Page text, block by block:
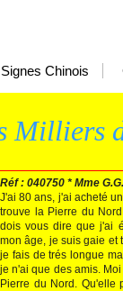
Signes Chinois
Milliers
Réf : 040750 * Mme
J'ai 80 ans, j'ai acheté
trouve la Pierre du
dois vous dire que j'ai
mon âge, je suis gaie et
je fais de trés longue
je n'ai que des amis.
Pierre du Nord. Qu'elle